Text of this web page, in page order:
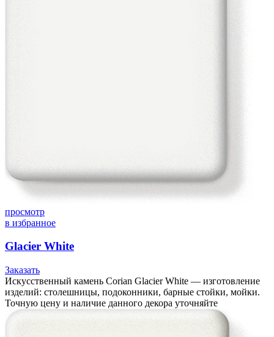
просмотр
в избранное
Glacier White
Заказать
Искусственный камень Corian Glacier White — изготовление
изделий: столешницы, подоконники, барные стойки, мойки.
Точную цену и наличие данного декора уточняйте